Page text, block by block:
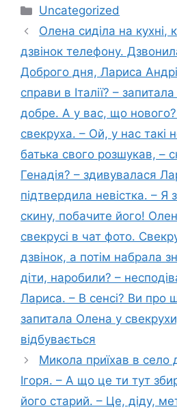
Категорії
Uncategorized
Олена сиділа на кухні,
дзвінок телефону.
Доброго дня, Лариса
справи в Італії? –
добре. А у вас, що нового?
свекруха. – Ой, у нас такі
батька свого розшукав, –
Генадія? – здивувалася
підтвердила невістка. – Я
скину, побачите його!
свекрусі в чат фото.
дзвінок, а потім набрала
діти, наробили? –
Лариса. – В сенсі? Ви про
запитала Олена у
відбувається
Микола приїхав в село
Ігоря. – А що це ти тут
його старий. – Це, діду,